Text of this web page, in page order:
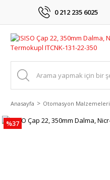
0 212 235 6025
Anasayfa Otomasyon Malzemeleri
%37